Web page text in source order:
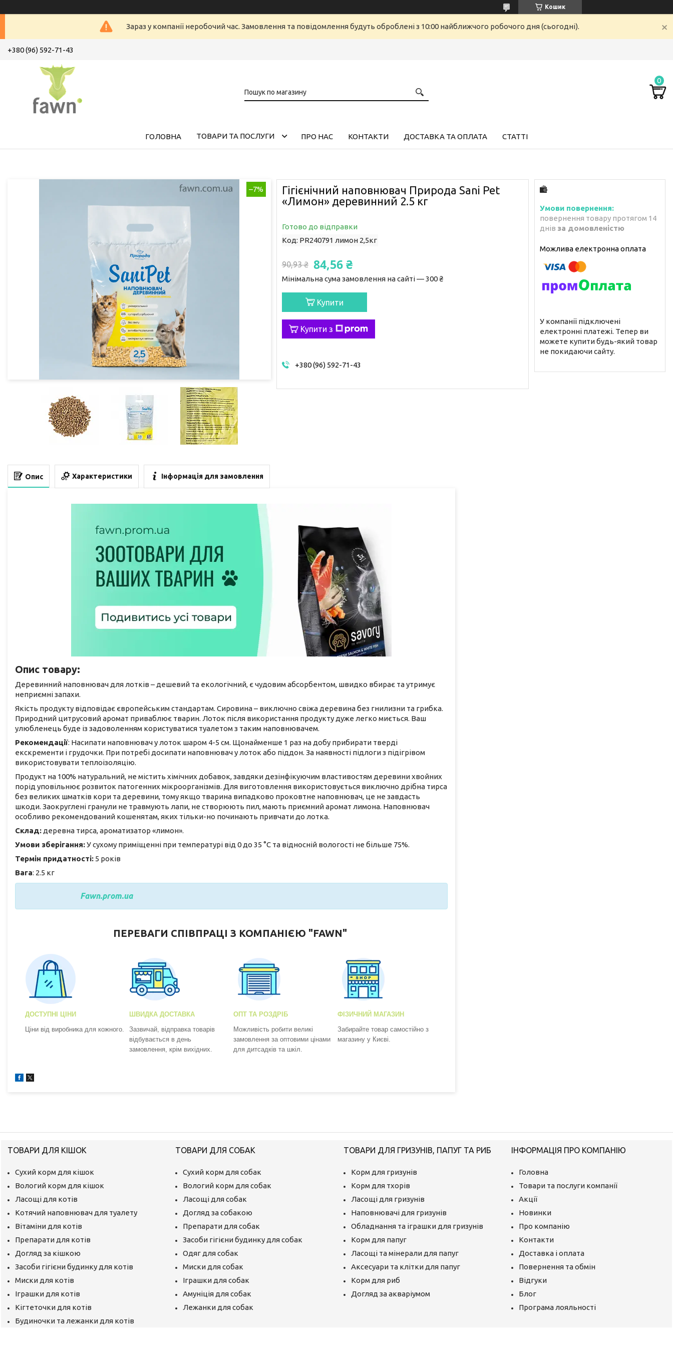
Кошик
Зараз у компанії неробочий час. Замовлення та повідомлення будуть оброблені з 10:00 найближчого робочого дня (сьогодні).
+380 (96) 592-71-43
ГОЛОВНА ТОВАРИ ТА ПОСЛУГИ ПРО НАС КОНТАКТИ ДОСТАВКА ТА ОПЛАТА СТАТТІ
–7%
Гігієнічний наповнювач Природа Sani Pet
«Лимон» деревинний 2.5 кг
Готово до відправки
Код: PR240791 лимон 2,5кг
90,93 ₴ 84,56 ₴
Мінімальна сума замовлення на сайті — 300 ₴
Купити
Купити з
+380 (96) 592-71-43
повернення товару протягом 14
днів за домовленістю
У компанії підключені
електронні платежі. Тепер ви
можете купити будь-який товар
не покидаючи сайту.
Опис Характеристики Інформація для замовлення
Опис товару:
Деревинний наповнювач для лотків – дешевий та екологічний, є чудовим абсорбентом, швидко вбирає та утримує
неприємні запахи.
Якість продукту відповідає європейським стандартам. Сировина – виключно свіжа деревина без гнилизни та грибка.
Природний цитрусовий аромат приваблює тварин. Лоток після використання продукту дуже легко миється. Ваш
улюбленець буде із задоволенням користуватися туалетом з таким наповнювачем.
Рекомендації: Насипати наповнювач у лоток шаром 4-5 см. Щонайменше 1 раз на добу прибирати тверді
екскременти і грудочки. При потребі досипати наповнювач у лоток або піддон. За наявності підлоги з підігрівом
використовувати теплоізоляцію.
Продукт на 100% натуральний, не містить хімічних добавок, завдяки дезінфікуючим властивостям деревини хвойних
порід уповільнює розвиток патогенних мікроорганізмів. Для виготовлення використовується виключно дрібна тирса
без великих шматків кори та деревини, тому якщо тварина випадково проковтне наповнювач, це не завдасть
шкоди. Заокруглені гранули не травмують лапи, не створюють пил, мають приємний аромат лимона. Наповнювач
особливо рекомендований кошенятам, яких тільки-но починають привчати до лотка.
Склад: деревна тирса, ароматизатор «лимон».
Умови зберігання:У сухому приміщенні при температурі від 0 до 35 °С та відносній вологості не більше 75%.
Термін придатності: 5 років
Вага: 2.5 кг
Fawn.prom.ua
ПЕРЕВАГИ СПІВПРАЦІ З КОМПАНІЄЮ "FAWN"
ДОСТУПНІ ЦІНИ
Ціни від виробника для кожного.
ШВИДКА ДОСТАВКА
Зазвичай, відправка товарів
відбувається в день
замовлення, крім вихідних.
ОПТ ТА РОЗДРІБ
Можливість робити великі
замовлення за оптовими цінами
для дитсадків та шкіл.
ФІЗИЧНИЙ МАГАЗИН
Забирайте товар самостійно з
магазину у Києві.
ТОВАРИ ДЛЯ КІШОК
Сухий корм для кішок
Вологий корм для кішок
Ласощі для котів
Котячий наповнювач для туалету
Вітаміни для котів
Препарати для котів
Догляд за кішкою
Засоби гігієни будинку для котів
Миски для котів
Іграшки для котів
Кігтеточки для котів
Будиночки та лежанки для котів
ТОВАРИ ДЛЯ СОБАК
Сухий корм для собак
Вологий корм для собак
Ласощі для собак
Догляд за собакою
Препарати для собак
Засоби гігієни будинку для собак
Одяг для собак
Миски для собак
Іграшки для собак
Амуніція для собак
Лежанки для собак
ТОВАРИ ДЛЯ ГРИЗУНІВ, ПАПУГ ТА РИБ
Корм для гризунів
Корм для тхорів
Ласощі для гризунів
Наповнювачі для гризунів
Обладнання та іграшки для гризунів
Корм для папуг
Ласощі та мінерали для папуг
Аксесуари та клітки для папуг
Корм для риб
Догляд за акваріумом
ІНФОРМАЦІЯ ПРО КОМПАНІЮ
Головна
Товари та послуги компанії
Акції
Новинки
Про компанію
Контакти
Доставка і оплата
Повернення та обмін
Відгуки
Блог
Програма лояльності